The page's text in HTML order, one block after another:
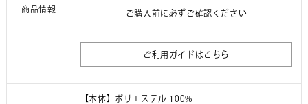
商品情報 ご購入前に必ずご確認ください
ご利用ガイドはこちら
【本体】ポリエステル 100%